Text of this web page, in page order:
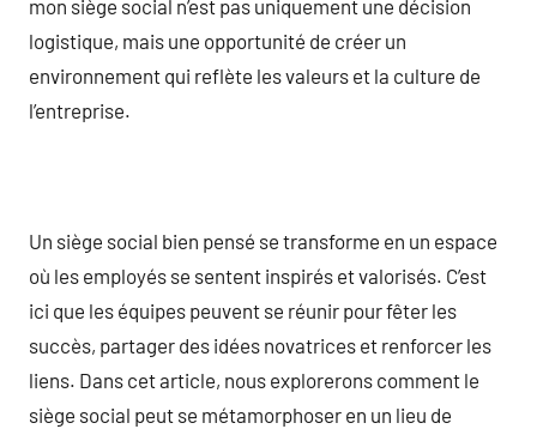
mon siège social n’est pas uniquement une décision
logistique, mais une opportunité de créer un
environnement qui reflète les valeurs et la culture de
l’entreprise.
Un siège social bien pensé se transforme en un espace
où les employés se sentent inspirés et valorisés. C’est
ici que les équipes peuvent se réunir pour fêter les
succès, partager des idées novatrices et renforcer les
liens. Dans cet article, nous explorerons comment le
siège social peut se métamorphoser en un lieu de